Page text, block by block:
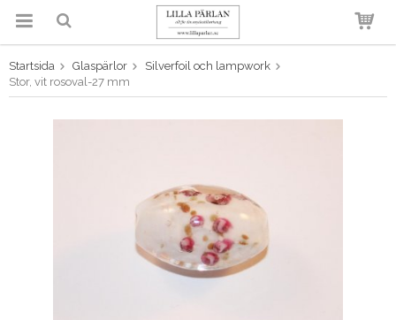
Produkten har blivit tillagd i
Startsida Glaspärlor
Silverfoil och lampwork
Stor, vit rosoval-27 mm